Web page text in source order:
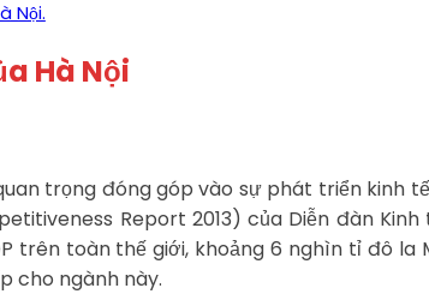
Nội.
Hà Nội
trọng đóng góp vào sự phát triển kinh
Report 2013) của Diễn đàn
trên toàn thế giới, khoảng 6 nghìn tỉ đô la
cho ngành này.